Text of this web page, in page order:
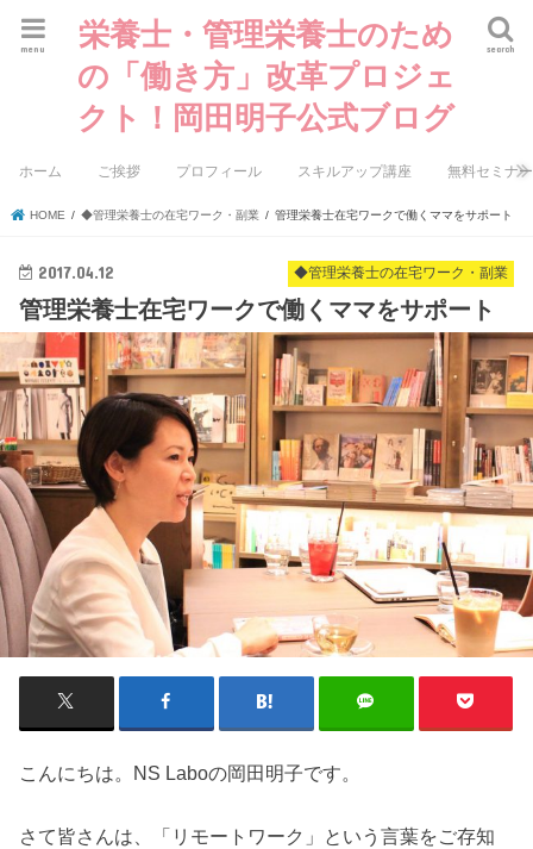
栄養士・管理栄養士のため
の「働き方」改革プロジェ
クト！岡田明子公式ブログ
search
menu
ホーム ご挨拶 プロフィール スキルアップ講座 無料セミナー
HOME ◆管理栄養士の在宅ワーク・副業 管理栄養士在宅ワークで働くママをサポート
◆管理栄養士の在宅ワーク・副業
2017.04.12
管理栄養士在宅ワークで働くママをサポート
こんにちは。NS Laboの岡田明子です。
さて皆さんは、「リモートワーク」という言葉をご存知